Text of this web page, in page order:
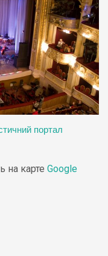
портал
на карте Google